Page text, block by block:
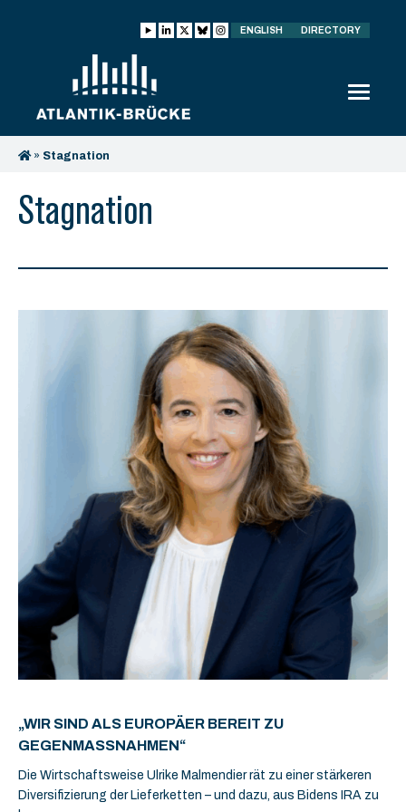
ENGLISH DIRECTORY
» Stagnation
Stagnation
„WIR SIND ALS EUROPÄER BEREIT ZU
GEGENMASSNAHMEN“
Die Wirtschaftsweise Ulrike Malmendier rät zu einer stärkeren
Diversifizierung der Lieferketten – und dazu, aus Bidens IRA zu